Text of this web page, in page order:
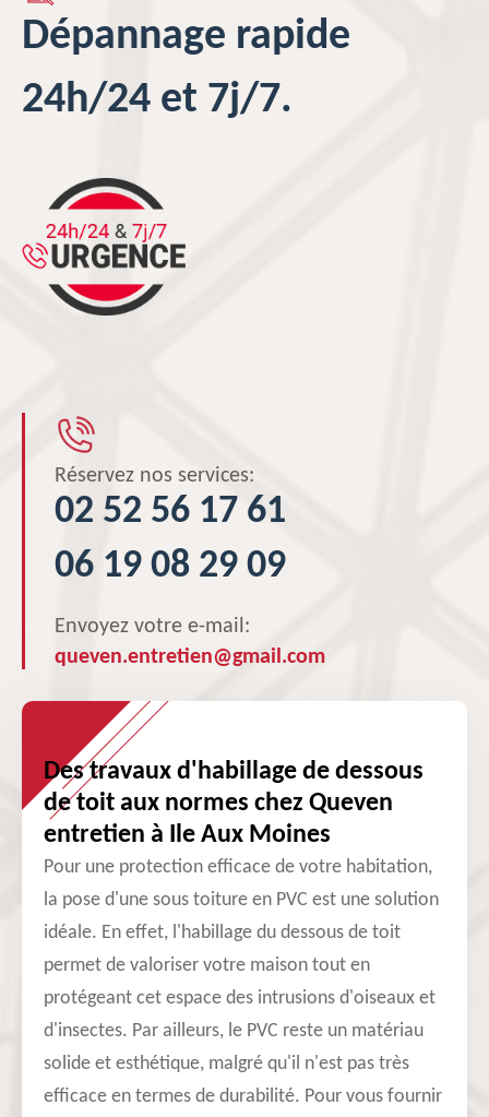
Dépannage rapide
24h/24 et 7j/7.
Réservez nos services:
02 52 56 17 61
06 19 08 29 09
Envoyez votre e-mail:
queven.entretien@gmail.com
Des travaux d'habillage de dessous
de toit aux normes chez Queven
entretien à Ile Aux Moines
Pour une protection efficace de votre habitation,
la pose d'une sous toiture en PVC est une solution
idéale. En effet, l'habillage du dessous de toit
permet de valoriser votre maison tout en
protégeant cet espace des intrusions d'oiseaux et
d'insectes. Par ailleurs, le PVC reste un matériau
solide et esthétique, malgré qu'il n'est pas très
efficace en termes de durabilité. Pour vous fournir